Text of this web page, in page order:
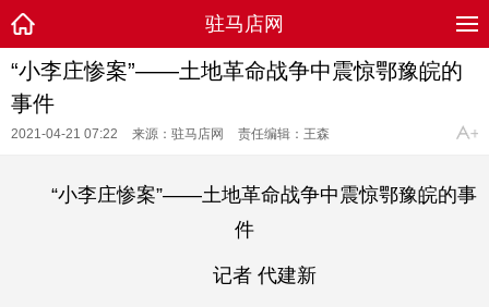
驻马店网
“小李庄惨案”——土地革命战争中震惊鄂豫皖的
事件
2021-04-21 07:22 来源：驻马店网 责任编辑：王森
“小李庄惨案”——土地革命战争中震惊鄂豫皖的事
件
记者 代建新